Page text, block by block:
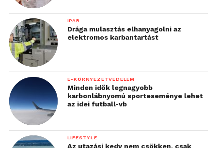
IPAR
Drága mulasztás elhanyagolni az
elektromos karbantartást
E-KÖRNYEZETVÉDELEM
Minden idők legnagyobb
karbonlábnyomú sporteseménye lehet
az idei futball-vb
LIFESTYLE
Az utazási kedv nem csökken, csak